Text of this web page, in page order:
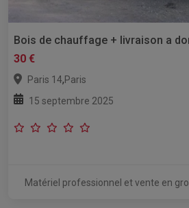
Bois de chauffage + livraison a
30 €
Paris 14,Paris
15 septembre 2025
Matériel professionnel et vente en